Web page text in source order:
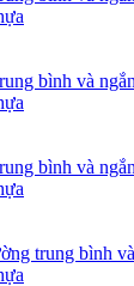
bình và
bình và
trung bình